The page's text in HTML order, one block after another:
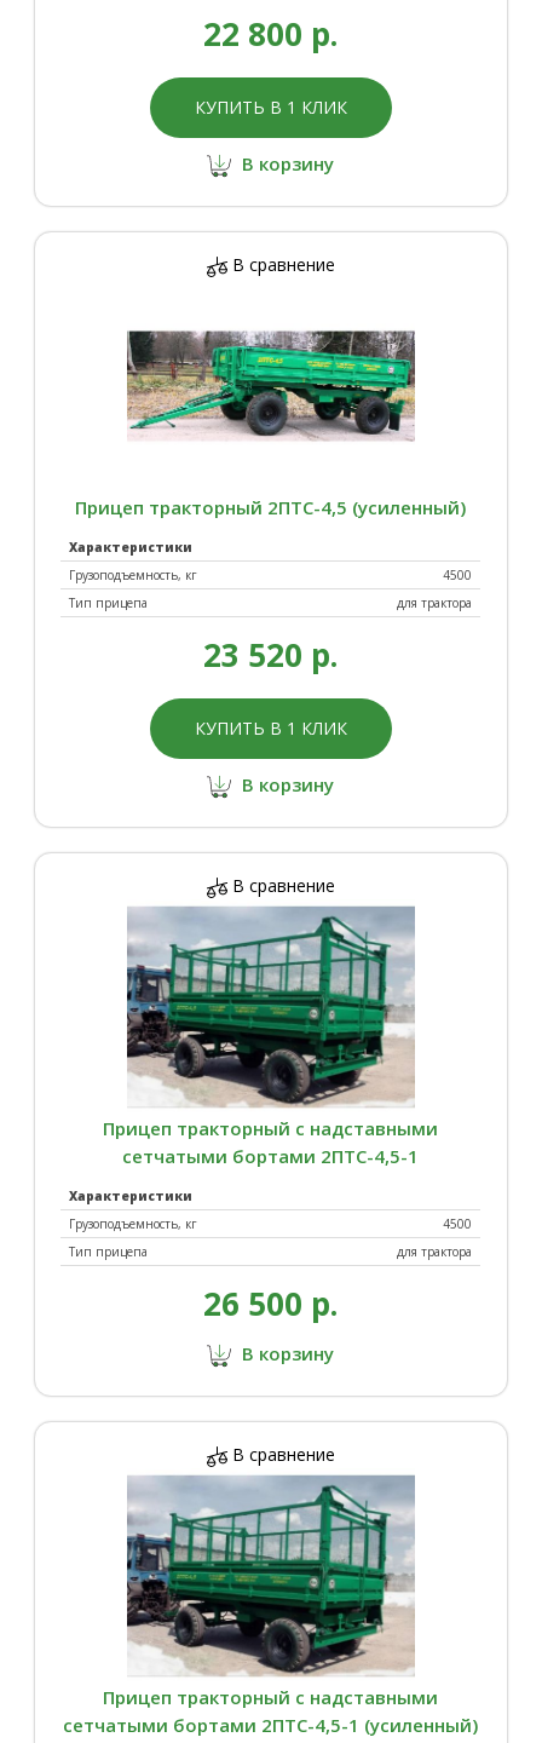
22 800 р.
КУПИТЬ В 1 КЛИК
В корзину
В сравнение
Прицеп тракторный 2ПТС-4,5 (усиленный)
Характеристики
Грузоподъемность, кг
4500
Тип прицепа
для трактора
23 520 р.
КУПИТЬ В 1 КЛИК
В корзину
В сравнение
Прицеп тракторный с надставными
сетчатыми бортами 2ПТС-4,5-1
Характеристики
Грузоподъемность, кг
4500
Тип прицепа
для трактора
26 500 р.
В корзину
В сравнение
Прицеп тракторный с надставными
сетчатыми бортами 2ПТС-4,5-1 (усиленный)